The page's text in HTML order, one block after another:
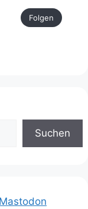
Folgen
Suchen